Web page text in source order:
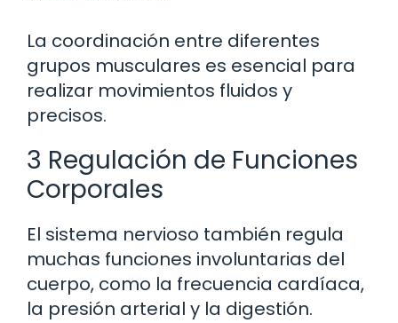
La coordinación entre diferentes
grupos musculares es esencial para
realizar movimientos fluidos y
precisos.
3 Regulación de Funciones
Corporales
El sistema nervioso también regula
muchas funciones involuntarias del
cuerpo, como la frecuencia cardíaca,
la presión arterial y la digestión.